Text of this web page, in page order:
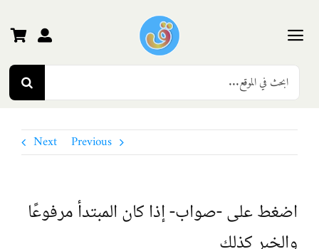
content
Toggle
Navigation
الرئيسية
رياض الأطفال
المرحلة الثانية
Search
for:
Previous
Next
اضغط على -صواب- إذا كان المبتدأ مرفوعًا